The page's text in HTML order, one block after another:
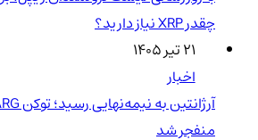
چقدر XRP نیاز دارید؟
۲۱ تیر ۱۴۰۵
اخبار
منفجر شد